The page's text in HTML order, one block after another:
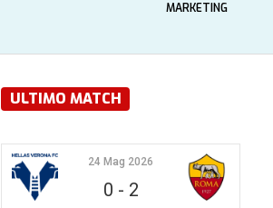
MARKETING
ULTIMO MATCH
24 Mag 2026
0 - 2